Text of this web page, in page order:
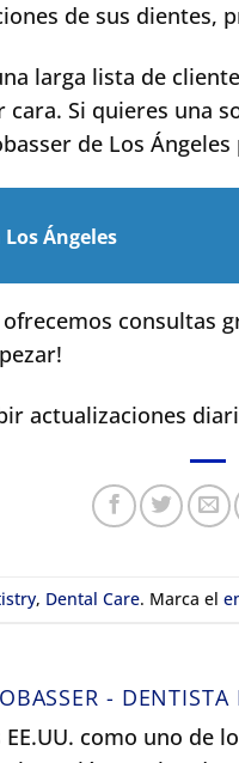
de sus dientes,
larga lista de
Si quieres una
de Los
Ángeles
consultas
actualizaciones
, Dental Care. Marca el
- DENTISTA
EE.UU. como uno de